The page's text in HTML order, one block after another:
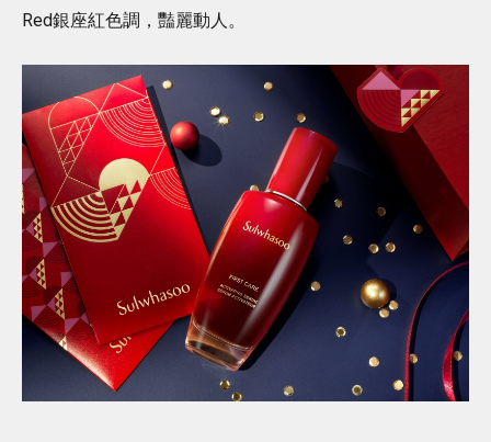
Red銀座紅色調，豔麗動人。